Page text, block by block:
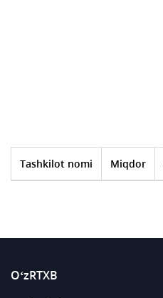
Tashkilot nomi Miqdor
O‘zRTXB